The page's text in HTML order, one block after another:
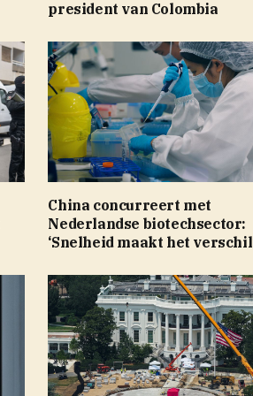
president van Colombia
China concurreert met
Nederlandse biotechsector:
‘Snelheid maakt het